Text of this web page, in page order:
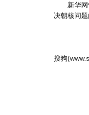
新华网快
决朝核问
搜狗(